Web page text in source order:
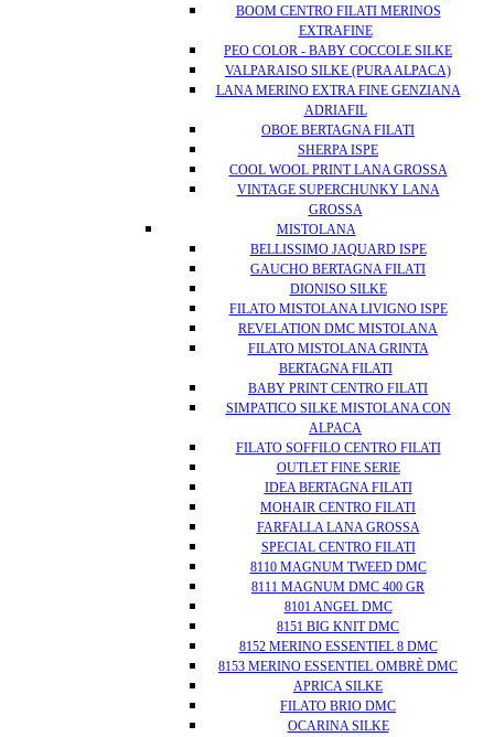
BOOM CENTRO FILATI MERINOS
EXTRAFINE
PEO COLOR - BABY COCCOLE SILKE
VALPARAISO SILKE (PURA ALPACA)
LANA MERINO EXTRA FINE GENZIANA
ADRIAFIL
OBOE BERTAGNA FILATI
SHERPA ISPE
COOL WOOL PRINT LANA GROSSA
VINTAGE SUPERCHUNKY LANA
GROSSA
MISTOLANA
BELLISSIMO JAQUARD ISPE
GAUCHO BERTAGNA FILATI
DIONISO SILKE
FILATO MISTOLANA LIVIGNO ISPE
REVELATION DMC MISTOLANA
FILATO MISTOLANA GRINTA
BERTAGNA FILATI
BABY PRINT CENTRO FILATI
SIMPATICO SILKE MISTOLANA CON
ALPACA
FILATO SOFFILO CENTRO FILATI
OUTLET FINE SERIE
IDEA BERTAGNA FILATI
MOHAIR CENTRO FILATI
FARFALLA LANA GROSSA
SPECIAL CENTRO FILATI
8110 MAGNUM TWEED DMC
8111 MAGNUM DMC 400 GR
8101 ANGEL DMC
8151 BIG KNIT DMC
8152 MERINO ESSENTIEL 8 DMC
8153 MERINO ESSENTIEL OMBRÈ DMC
APRICA SILKE
FILATO BRIO DMC
OCARINA SILKE